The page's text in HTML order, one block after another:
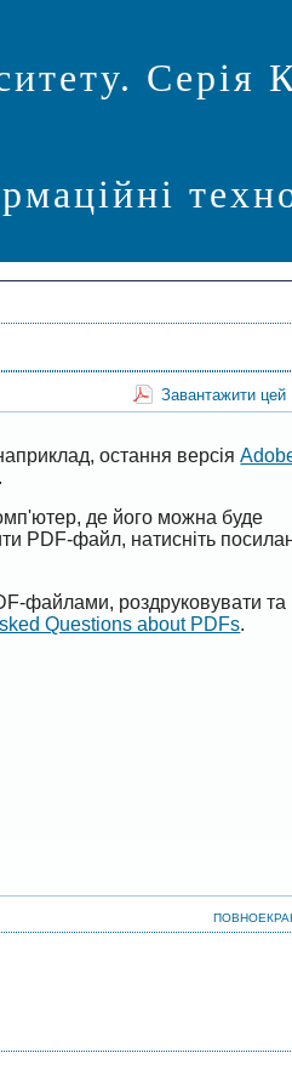
Серія
Завантажити
остання версія
де його можна буде
PDF-файл, натисніть
файлами, роздруковувати та
Questions about PDFs.